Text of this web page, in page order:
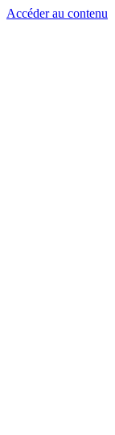
Accéder au contenu